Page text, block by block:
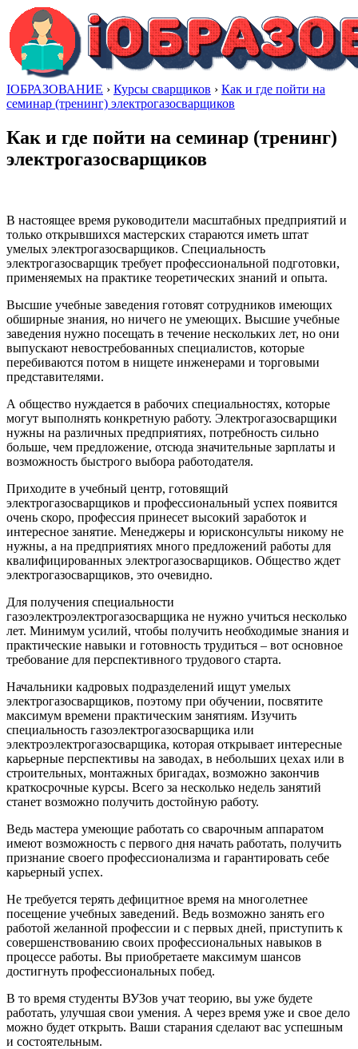
IОБРАЗОВАНИЕ › Курсы сварщиков › Как и где пойти на
семинар (тренинг) электрогазосварщиков
Как и где пойти на семинар (тренинг)
электрогазосварщиков
В настоящее время руководители масштабных предприятий и
только открывшихся мастерских стараются иметь штат
умелых электрогазосварщиков. Специальность
электрогазосварщик требует профессиональной подготовки,
применяемых на практике теоретических знаний и опыта.
Высшие учебные заведения готовят сотрудников имеющих
обширные знания, но ничего не умеющих. Высшие учебные
заведения нужно посещать в течение нескольких лет, но они
выпускают невостребованных специалистов, которые
перебиваются потом в нищете инженерами и торговыми
представителями.
А общество нуждается в рабочих специальностях, которые
могут выполнять конкретную работу. Электрогазосварщики
нужны на различных предприятиях, потребность сильно
больше, чем предложение, отсюда значительные зарплаты и
возможность быстрого выбора работодателя.
Приходите в учебный центр, готовящий
электрогазосварщиков и профессиональный успех появится
очень скоро, профессия принесет высокий заработок и
интересное занятие. Менеджеры и юрисконсульты никому не
нужны, а на предприятиях много предложений работы для
квалифицированных электрогазосварщиков. Общество ждет
электрогазосварщиков, это очевидно.
Для получения специальности
газоэлектроэлектрогазосварщика не нужно учиться несколько
лет. Минимум усилий, чтобы получить необходимые знания и
практические навыки и готовность трудиться – вот основное
требование для перспективного трудового старта.
Начальники кадровых подразделений ищут умелых
электрогазосварщиков, поэтому при обучении, посвятите
максимум времени практическим занятиям. Изучить
специальность газоэлектрогазосварщика или
электроэлектрогазосварщика, которая открывает интересные
карьерные перспективы на заводах, в небольших цехах или в
строительных, монтажных бригадах, возможно закончив
краткосрочные курсы. Всего за несколько недель занятий
станет возможно получить достойную работу.
Ведь мастера умеющие работать со сварочным аппаратом
имеют возможность с первого дня начать работать, получить
признание своего профессионализма и гарантировать себе
карьерный успех.
Не требуется терять дефицитное время на многолетнее
посещение учебных заведений. Ведь возможно занять его
работой желанной профессии и с первых дней, приступить к
совершенствованию своих профессиональных навыков в
процессе работы. Вы приобретаете максимум шансов
достигнуть профессиональных побед.
В то время студенты ВУЗов учат теорию, вы уже будете
работать, улучшая свои умения. А через время уже и свое дело
можно будет открыть. Ваши старания сделают вас успешным
и состоятельным.